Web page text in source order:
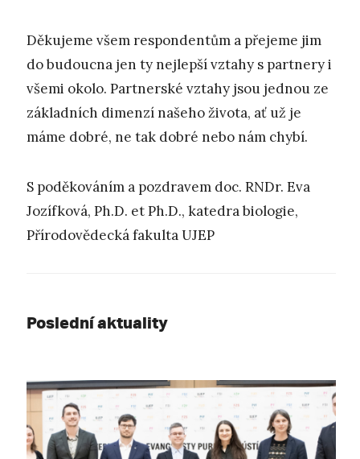
Děkujeme všem respondentům a přejeme jim
do budoucna jen ty nejlepší vztahy s partnery i
všemi okolo. Partnerské vztahy jsou jednou ze
základních dimenzí našeho života, ať už je
máme dobré, ne tak dobré nebo nám chybí.
S poděkováním a pozdravem doc. RNDr. Eva
Jozífková, Ph.D. et Ph.D., katedra biologie,
Přírodovědecká fakulta UJEP
Poslední aktuality